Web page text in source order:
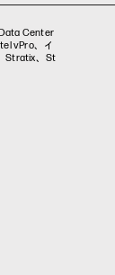
Center
vPro、イ
Stratix、St